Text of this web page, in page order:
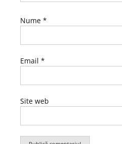
Nume *
Email *
Site web